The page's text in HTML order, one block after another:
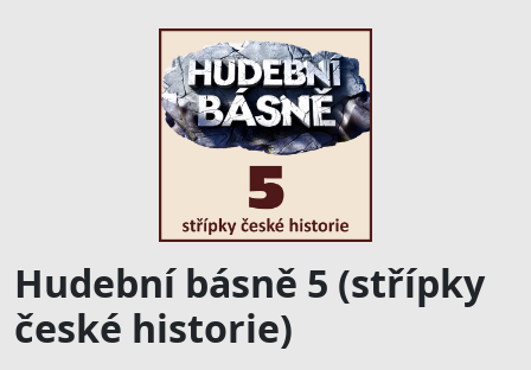
Hudební básně 5 (střípky
české historie)